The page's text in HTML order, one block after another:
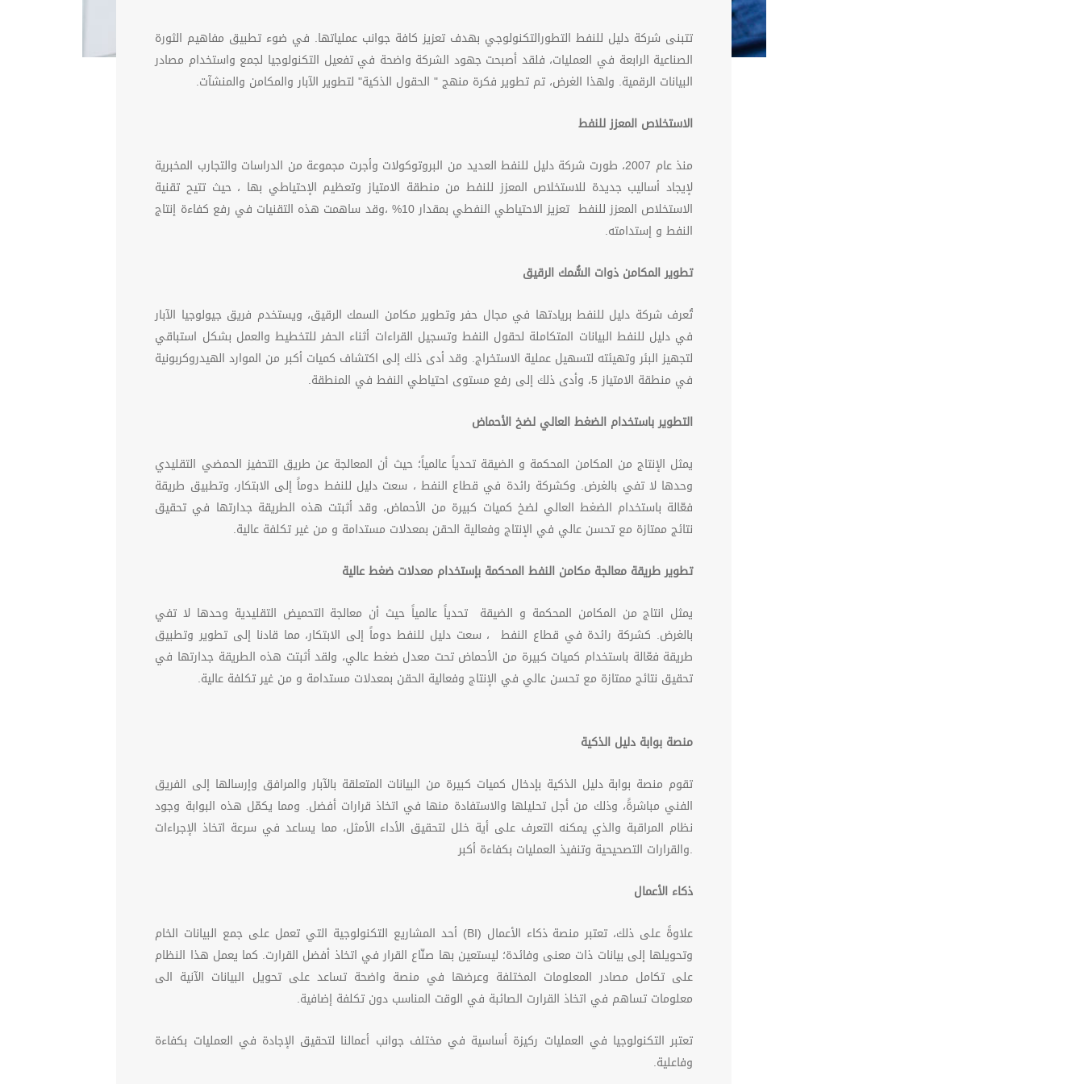
تتبنى شركة دليل للنفط التطورالتكنولوجي بهدف تعزيز كافة جوانب عملياتها. في ضوء تطبيق مفاهيم الثورة
الصناعية الرابعة في العمليات، فلقد أصبحت جهود الشركة واضحة في تفعيل التكنولوجيا لجمع واستخدام مصادر
البيانات الرقمية. ولهذا الغرض، تم تطوير فكرة منهج " الحقول الذكية" لتطوير الآبار والمكامن والمنشآت.
الاستخلاص المعزز للنفط
منذ عام 2007، طورت شركة دليل للنفط العديد من البروتوكولات وأجرت مجموعة من الدراسات والتجارب المخبرية
لإيجاد أساليب جديدة للاستخلاص المعزز للنفط من منطقة الامتياز وتعظيم الإحتياطي بها ، حيث تتيح تقنية
الاستخلاص المعزز للنفط تعزيز الاحتياطي النفطي بمقدار 10% ،وقد ساهمت هذه التقنيات في رفع كفاءة إنتاج
النفط و إستدامته.
تطوير المكامن ذوات السُّمك الرقيق
تُعرف شركة دليل للنفط بريادتها في مجال حفر وتطوير مكامن السمك الرقيق، ويستخدم فريق جيولوجيا الآبار
في دليل للنفط البيانات المتكاملة لحقول النفط وتسجيل القراءات أثناء الحفر للتخطيط والعمل بشكل استباقي
لتجهيز البئر وتهيئته لتسهيل عملية الاستخراج. وقد أدى ذلك إلى اكتشاف كميات أكبر من الموارد الهيدروكربونية
في منطقة الامتياز 5، وأدى ذلك إلى رفع مستوى احتياطي النفط في المنطقة.
التطوير باستخدام الضغط العالي لضخ الأحماض
يمثل الإنتاج من المكامن المحكمة و الضيقة تحدياً عالمياً؛ حيث أن المعالجة عن طريق التحفيز الحمضي التقليدي
وحدها لا تفي بالغرض. وكشركة رائدة في قطاع النفط ، سعت دليل للنفط دوماً إلى الابتكار، وتطبيق طريقة
فعّالة باستخدام الضغط العالي لضخ كميات كبيرة من الأحماض، وقد أثبتت هذه الطريقة جدارتها في تحقيق
نتائج ممتازة مع تحسن عالي في الإنتاج وفعالية الحقن بمعدلات مستدامة و من غير تكلفة عالية.
تطوير طريقة معالجة مكامن النفط المحكمة بإستخدام معدلات ضغط عالية
يمثل انتاج من المكامن المحكمة و الضيقة تحدياً عالمياً حيث أن معالجة التحميض التقليدية وحدها لا تفي
بالغرض. كشركة رائدة في قطاع النفط ، سعت دليل للنفط دوماً إلى الابتكار، مما قادنا إلى تطوير وتطبيق
طريقة فعّالة باستخدام كميات كبيرة من الأحماض تحت معدل ضغط عالي، ولقد أثبتت هذه الطريقة جدارتها في
تحقيق نتائج ممتازة مع تحسن عالي في الإنتاج وفعالية الحقن بمعدلات مستدامة و من غير تكلفة عالية.
منصة بوابة دليل الذكية
تقوم منصة بوابة دليل الذكية بإدخال كميات كبيرة من البيانات المتعلقة بالآبار والمرافق وإرسالها إلى الفريق
الفني مباشرةً، وذلك من أجل تحليلها والاستفادة منها في اتخاذ قرارات أفضل. ومما يكمّل هذه البوابة وجود
نظام المراقبة والذي يمكنه التعرف على أية خلل لتحقيق الأداء الأمثل، مما يساعد في سرعة اتخاذ الإجراءات
والقرارات التصحيحية وتنفيذ العمليات بكفاءة أكبر.
ذكاء الأعمال
علاوةً على ذلك، تعتبر منصة ذكاء الأعمال (BI) أحد المشاريع التكنولوجية التي تعمل على جمع البيانات الخام
وتحويلها إلى بيانات ذات معنى وفائدة؛ ليستعين بها صنّاع القرار في اتخاذ أفضل القرارت. كما يعمل هذا النظام
على تكامل مصادر المعلومات المختلفة وعرضها في منصة واضحة تساعد على تحويل البيانات الآنية الى
معلومات تساهم في اتخاذ القرارت الصائبة في الوقت المناسب دون تكلفة إضافية.
تعتبر التكنولوجيا في العمليات ركيزة أساسية في مختلف جوانب أعمالنا لتحقيق الإجادة في العمليات بكفاءة
وفاعلية.